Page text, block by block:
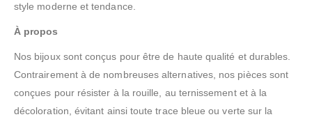
style moderne et tendance.
À propos
Nos bijoux sont conçus pour être de haute qualité et durables.
Contrairement à de nombreuses alternatives, nos pièces sont
conçues pour résister à la rouille, au ternissement et à la
décoloration, évitant ainsi toute trace bleue ou verte sur la